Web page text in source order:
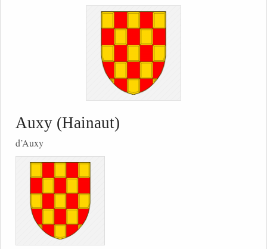
Auxy (Hainaut)
d’Auxy